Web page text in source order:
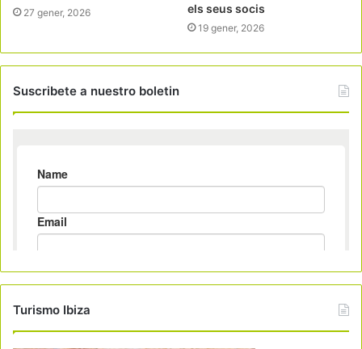
27 gener, 2026 els seus socis
19 gener, 2026
Suscribete a nuestro boletin
Turismo Ibiza